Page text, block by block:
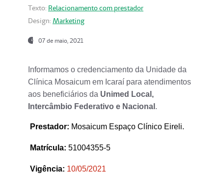
Texto: Relacionamento com prestador
Design: Marketing
07 de maio, 2021
Informamos o credenciamento da Unidade da
Clínica Mosaicum em Icaraí para atendimentos
aos beneficiários da Unimed Local,
Intercâmbio Federativo e Nacional .
Prestador: Mosaicum Espaço Clínico Eireli.
Matrícula: 51004355-5
Vigência: 10/05/2021